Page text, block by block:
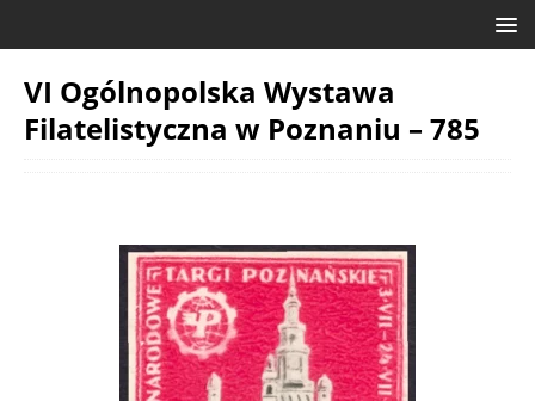
VI Ogólnopolska Wystawa
Filatelistyczna w Poznaniu – 785